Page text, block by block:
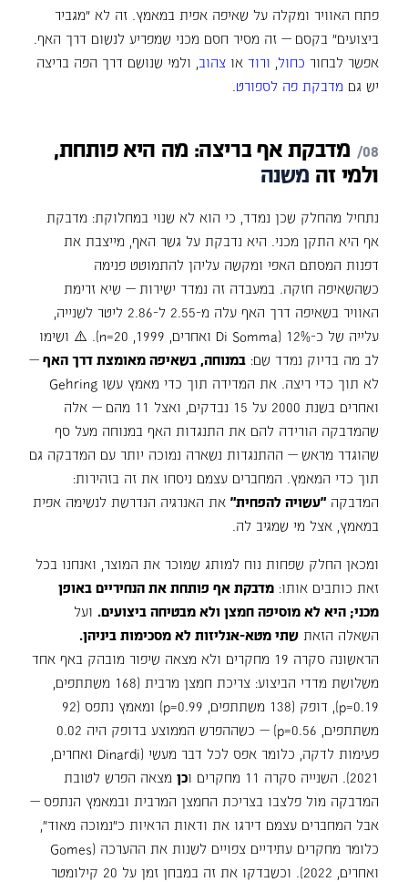
פתח האוויר ומקלה על שאיפה אפית במאמץ. זה לא "מגביר
ביצועים" בקסם — זה מסיר חסם מכני שמפריע לנשום דרך האף.
אפשר לבחור כחול ורוד או צהוב , ולמי שנושם דרך הפה בריצה
יש גם מדבקת פה לספורט
מדבקתאףבריצה: מה היא פותחת,
ולמי זה משנה
נתחיל מהחלק שכן נמדד, כי הוא לא שנוי במחלוקת: מדבקת
אף היא התקן מכני. היא נדבקת על גשר האף, מייצבת את
דפנות המסתם האפי ומקשה עליהן להתמוטט פנימה
כשהשאיפה חזקה. במעבדה זה נמדד ישירות — שיא זרימת
האוויר בשאיפה דרך האף עלה מ-2.55 ל-2.86 ליטר לשנייה,
עלייה של כ-12% (Di Somma ואחרים, 1999, n=20). ⚠️ ושימו
לב מה בדיוק נמדד שם: במנוחה, בשאיפה מאומצת דרך האף —
לא תוך כדי ריצה. את המדידה תוך כדי מאמץ עשו Gehring
ואחרים בשנת 2000 על 15 נבדקים, ואצל 11 מהם — אלה
שהמדבקה הורידה להם את התנגדות האף במנוחה מעל סף
שהוגדר מראש — ההתנגדות נשארה נמוכה יותר עם המדבקה גם
תוך כדי המאמץ. המחברים עצמם ניסחו את זה בזהירות:
המדבקה "עשויה להפחית" את האנרגיה הנדרשת לנשימה אפית
במאמץ, אצל מי שמגיב לה.
ומכאן החלק שפחות נוח למותג שמוכר את המוצר, ואנחנו בכל
זאת כותבים אותו: מדבקת אף פותחת את הנחיריים באופן
מכני; היא לא מוסיפה חמצן ולא מבטיחה ביצועים. ועל
השאלה הזאת שתי מטא-אנליזות לא מסכימות ביניהן.
הראשונה סקרה 19 מחקרים ולא מצאה שיפור מובהק באף אחד
משלושת מדדי הביצוע: צריכת חמצן מרבית (168 משתתפים,
p=0.19), דופק (138 משתתפים, p=0.99) ומאמץ נתפס (92
משתתפים, p=0.56) — כשההפרש הממוצע בדופק היה 0.02
פעימות לדקה, כלומר אפס לכל דבר מעשי (Dinardi ואחרים,
2021). השנייה סקרה 11 מחקרים ו
כן מצאה הפרש לטובת
המדבקה מול פלצבו בצריכת החמצן המרבית ובמאמץ הנתפס —
אבל המחברים עצמם דירגו את ודאות הראיות כ"נמוכה מאוד",
כלומר מחקרים עתידיים צפויים לשנות את ההערכה (Gomes
ואחרים, 2022). וכשבדקו את זה במבחן זמן על 20 קילומטר